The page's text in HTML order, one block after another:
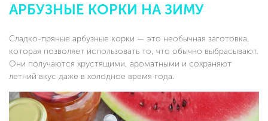
АРБУЗНЫЕ КОРКИ НА ЗИМУ
Сладко-пряные арбузные корки — это необычная заготовка,
которая позволяет использовать то, что обычно выбрасывают.
Они получаются хрустящими, ароматными и сохраняют
летний вкус даже в холодное время года.